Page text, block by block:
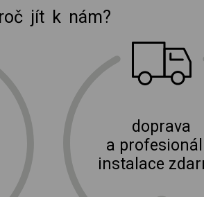
jít k nám?
doprava
a
instalace
Burian